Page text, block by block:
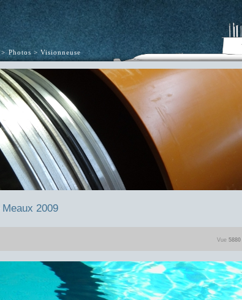
Photos Visionneuse
Meaux 2009
Vue 5880